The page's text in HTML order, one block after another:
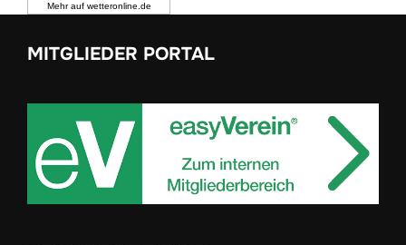
Mehr auf wetteronline.de
MITGLIEDER PORTAL